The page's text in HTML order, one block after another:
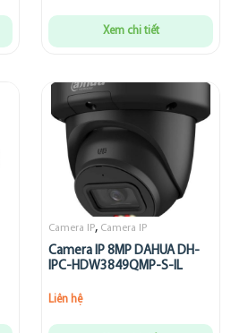
Xem chi tiết
Camera IP, Camera IP
Camera IP 8MP DAHUA DH-
IPC-HDW3849QMP-S-IL
Liên hệ